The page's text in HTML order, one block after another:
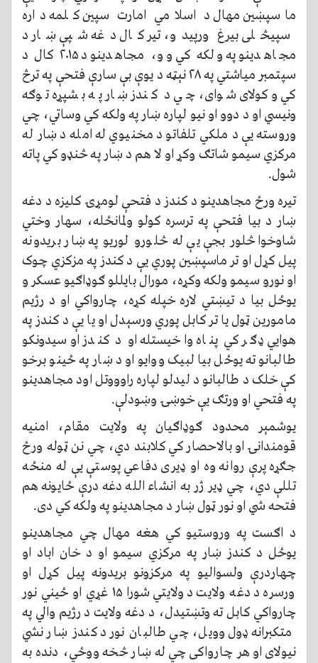
ماسپښين مهال د اسلامي امارت سپين کلمه داره
سپيڅلی بیرغ ورپيدو، تیر کال دغه شپې ښار د
مجاهدینو په ولکه کي وو، مجاهدینو د ۲۰۱۵ کال د
سپتمبر میاشتي په ۲۸ نېټه د یوې بې سارې فتحې په ترڅ
کي وکولای شوای، چي د کندز ښار په بشپړه توګه
ونیسي او د دوو او نیو لپاره ښار په ولکه کي وساتي، چي
وروسته يې د ملکي تلفاتو د مخنیوي له امله د ښار له
مرکزي سیمو شاتګ وکړ او لا هم د ښار په څنډو کي پاته
شول.
تیره ورځ مجاهدینو د کندز د فتحې لومړۍ کليزه د دغه
ښار د بیا فتحې په ترسره کولو ولمانځله، سهار وختي
شاوخوا څلور بجې يې له څلورو لوریو په ښار بریدونه
پيل کړل او تر ماسپښين پوري یې د کندز په مزکزي چوک
او نورو سیمو ولکه وکړه، مورال بايللو ګوډاګيو عسکر و
یوځل بیا د تيښتي لاره خپله کړه، چارواکي او د رژیم
مامورین ټول یا تر کابل پوري ورسېدل او یا يې د کندز په
هوايي ډګر کي پناه واخيستله او د کندز اوسیدونکو
طالبانو ته یوځل بیا لبيک ووایو او د ښار په ځینو برخو
کې خلک د طالبانو د ليدلو لپاره راوووتل اود مجاهدینو
په فتحي او ورتګ يې خوښۍ وښودلې.
یوشمېر محدود ګوډاګیان په ولایت مقام، امنیه
قومندانۍ او بالاحصار کي کلابند دي، چي نن ټوله ورځ
جګړه پرې روانه وه او ډیری دفاعي پوستې يې له منځه
تللې دي، چي ډیر ژر به انشاء الله دغه درې ځایونه هم
فتحه شي او نور ټول ښار د مجاهدینو په ولکه کي دی.
د اګست په وروستیو کي هغه مهال چي مجاهدینو
یوځل د کندز ښار په مرکزي سیمو او د خان اباد او
چهاردرې ولسوالیو په مرکزونو بریدونه پيل کړل او
ورسره د دغه ولایت د ولایتي شورا ۱۵ غړي او ځیني نور
چارواکي کابل ته وتښتیدل، د دغه ولایت د رژیم والي په
متکبرانه ډول وویل، چي طالبان نور د کندز ښار نشي
نیولای او هر چارواکی چي له ښار څخه ووځي، دنده به